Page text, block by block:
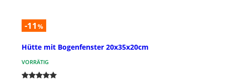
-11 %
Hütte mit Bogenfenster 20x35x20cm
VORRÄTIG